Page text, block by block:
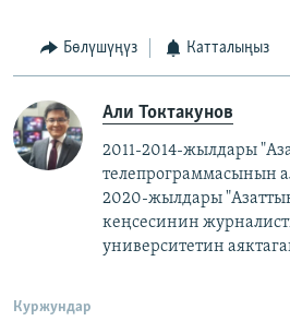
Бөлүшүңүз Катталыңыз
Али Токтакунов
2011-2014-жылдары
телепрограммасынын
2020-жылдары
кеңсесинин
университетин
Куржундар